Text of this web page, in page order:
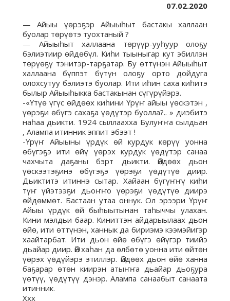
07.02.2020
— Айыы үөрэҕэр Айыыһыт бастакы халлаан
буолар төрүөтэ туохтаный ?
— Айыыһыт халлаана төрүүр-ууһуур олоҕу
бэлиэтиир өйдөбүл. Киһи тыыныгар кут эбиллэн
төрүөҕү тэнитэр-тарҕатар. Бу өттүнэн Айыыһыт
халлаана бүппэт бүтүн олоҕу орто дойдуга
олохсутуу бэлиэтэ буолар. Ити иһин саха киһитэ
былыр Айыыһыкка бастакынан сүгүрүйэрэ.
-«Үтүө үгүс өйдөөх киһини Үрүҥ айыы үөскэтэн ,
үөрэҕи өбүгэ сахаҕа үөдүтэр буолла?.. » диэбитэ
наһаа дьикти. 1924 сыллаахха Булуҥҥа сылдьан
, Алампа итинник эппит эбээт !
-Үрүҥ Айыыны үрдүк өй курдук көрүү уонна
өбүгэҕэ ити өйү үөрэх курдук үөдүтэр санаа
чахчыта даҕаны бэрт дьикти. Өйдөөх дьон
үөскээтэҕинэ өбүгэҕэ үөрэҕи үөдүтүө диир.
Дьиктитэ итиннэ сытар. Хайаан бүгүҥҥү киһи
түҥ үйэтээҕи дьоҥҥо үөрэҕи үөдүтүө диирэ
өйдөммөт. Бастаан утаа оннук. Ол эрээри Үрүҥ
Айыы үрдүк өй быһыытынан таһыччы улахан.
Кини мэлдьи баар. Киниттэн айдарыылаах дьон
өйө, ити өттүнэн, ханнык да бириэмэ кээмэйигэр
хаайтарбат. Ити дьон өйө өбүгэ өйүгэр тиийэ
дьайар диир. Өй хаһан да өлбөтө уонна ити өйтөн
үөрэх үөдүйэрэ этиллэр. Өйдөөх дьон өйө ханна
баҕарар өтөн киирэн атыҥҥа дьайар дьоҕура
үөтүү, үөдүтүү дэнэр. Алампа санаабыт санаата
итинник.
Ххх